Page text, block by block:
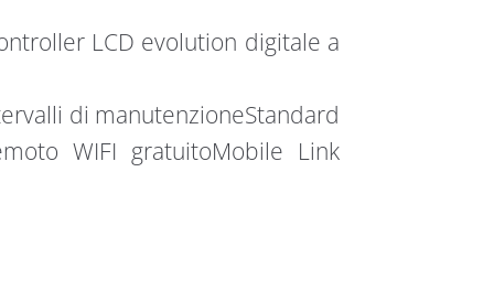
LCD evolution digitale a
di manutenzioneStandard
WIFI gratuitoMobile Link